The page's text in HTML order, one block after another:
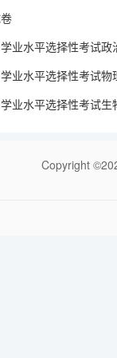
业水平选择性考试政
业水平选择性考试物
业水平选择性考试生
Copyright